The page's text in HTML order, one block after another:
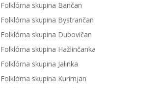
Folklórna skupina Bančan
Folklórna skupina Bystrančan
Folklórna skupina Dubovičan
Folklórna skupina Hažlinčanka
Folklórna skupina Jalinka
Folklórna skupina Kurimjan